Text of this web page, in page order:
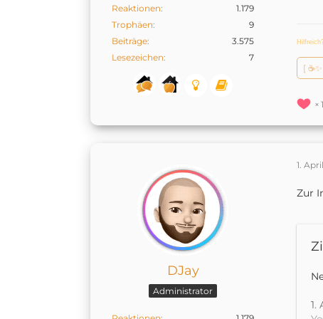
Reaktionen
1.179
Trophäen
9
Beiträge
3.575
Lesezeichen
7
[
1
DJay
Administrator
1.
Zur
1.